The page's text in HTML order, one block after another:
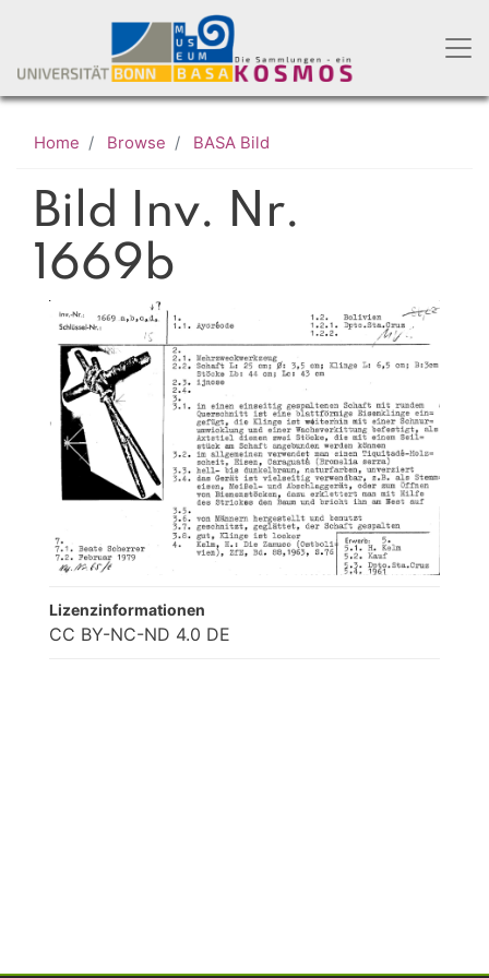
main
content
Home Browse BASA Bild
Bild Inv. Nr.
1669b
Lizenzinformationen
CC BY-NC-ND 4.0 DE